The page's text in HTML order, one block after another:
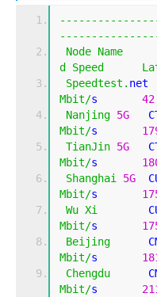
Node Name
d
Speed
Speedtest .
Mbit/s
Nanjing 5G
Mbit/s
TianJin 5G
Mbit/s
Shanghai 5G
Mbit/s
Wu Xi
Mbit/s
Beijing
Mbit/s
Chengdu
Mbit/s